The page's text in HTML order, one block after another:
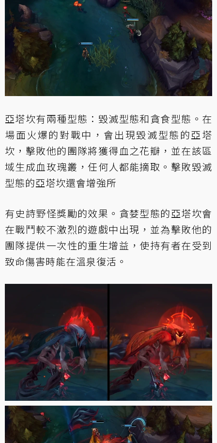
亞塔坎有兩種型態：毀滅型態和貪食型態。在
場面火爆的對戰中，會出現毀滅型態的亞塔
坎，擊敗他的團隊將獲得血之花瓣，並在該區
域生成血玫瑰叢，任何人都能摘取。擊敗毀滅
型態的亞塔坎還會增強所
有史詩野怪獎勵的效果。貪婪型態的亞塔坎會
在戰鬥較不激烈的遊戲中出現，並為擊敗他的
團隊提供一次性的重生增益，使持有者在受到
致命傷害時能在溫泉復活。